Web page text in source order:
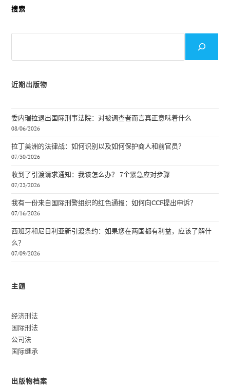
搜索
近期出版物
委内瑞拉退出国际刑事法院：对被调查者而言真正意味着什么
08/06/2026
拉丁美洲的法律战：如何识别以及如何保护商人和前官员？
07/30/2026
收到了引渡请求通知：我该怎么办？ 7个紧急应对步骤
07/23/2026
我有一份来自国际刑警组织的红色通报：如何向CCF提出申诉？
07/16/2026
西班牙和尼日利亚新引渡条约：如果您在两国都有利益，应该了解什
么？
07/09/2026
主题
经济刑法
国际刑法
公司法
国际继承
出版物档案